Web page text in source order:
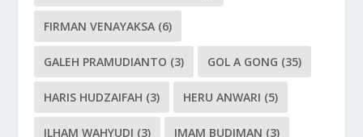
FIRMAN VENAYAKSA (6)
GALEH PRAMUDIANTO (3) GOL A GONG (35)
HARIS HUDZAIFAH (3) HERU ANWARI (5)
ILHAM WAHYUDI (3) IMAM BUDIMAN (3)